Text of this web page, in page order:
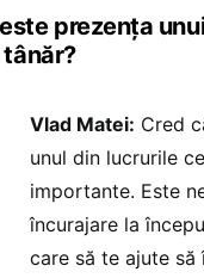
prezența
tânăr?
Vlad Matei: Cred
unul din lucrurile
importante. Este
încurajare la
care să te ajute să